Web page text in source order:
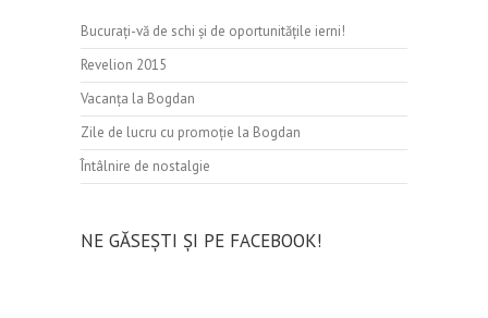
Bucurați-vă de schi şi de oportunităţile ierni!
Revelion 2015
Vacanța la Bogdan
Zile de lucru cu promoție la Bogdan
Întâlnire de nostalgie
NE GĂSEȘTI ȘI PE FACEBOOK!